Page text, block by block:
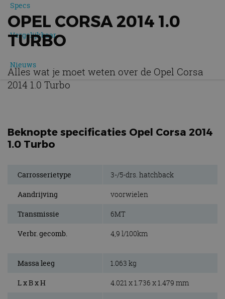
Specs
Vergelijkbaar
Nieuws
OPEL CORSA 2014 1.0
TURBO
Alles wat je moet weten over de Opel Corsa
2014 1.0 Turbo
Beknopte specificaties Opel Corsa 2014
1.0 Turbo
Carrosserietype 3-/5-drs. hatchback
Aandrijving voorwielen
Transmissie 6MT
Verbr. gecomb. 4,9 l/100km
Massa leeg 1.063 kg
L x B x H 4.021 x 1.736 x 1.479 mm